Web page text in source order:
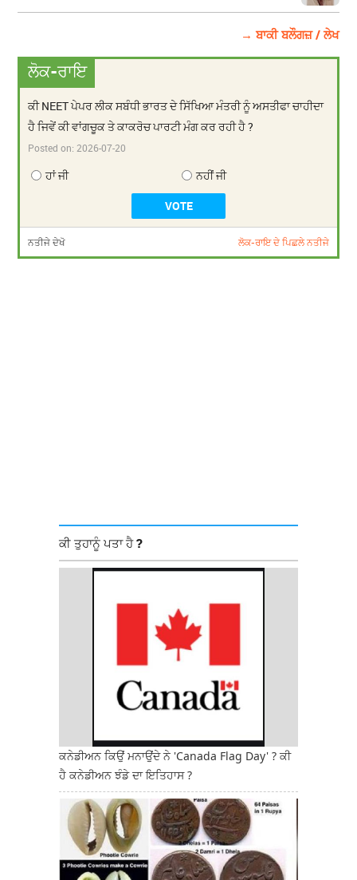
→ ਬਾਕੀ ਬਲੌਗਜ਼ / ਲੇਖ
ਲੋਕ-ਰਾਇ
ਕੀ NEET ਪੇਪਰ ਲੀਕ ਸਬੰਧੀ ਭਾਰਤ ਦੇ ਸਿੱਖਿਆ ਮੰਤਰੀ ਨੂੰ ਅਸਤੀਫਾ ਚਾਹੀਦਾ
ਹੈ ਜਿਵੇਂ ਕੀ ਵਾਂਗਚੂਕ ਤੇ ਕਾਕਰੋਚ ਪਾਰਟੀ ਮੰਗ ਕਰ ਰਹੀ ਹੈ ?
Posted on:2026-07-20
ਹਾਂ ਜੀ ਨਹੀਂ ਜੀ
ਨਤੀਜੇ ਦੇਖੋ ਲੋਕ-ਰਾਇ ਦੇ ਪਿਛਲੇ ਨਤੀਜੇ
ਕੀ ਤੁਹਾਨੂੰ ਪਤਾ ਹੈ ?
ਕਨੇਡੀਅਨ ਕਿਉਂ ਮਨਾਉਂਦੇ ਨੇ 'Canada Flag Day' ? ਕੀ
ਹੈ ਕਨੇਡੀਅਨ ਝੰਡੇ ਦਾ ਇਤਿਹਾਸ ?